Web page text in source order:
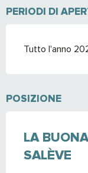
PERIODI DI
Tutto l'anno
POSIZIONE
LA
SALÈVE